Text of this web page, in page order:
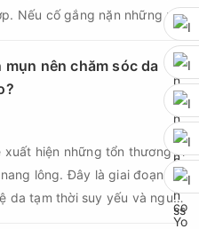
Nếu cố gắng nặn những nốt
thể khiến tình trạng viêm trở
nguy cơ nhiễm trùng, để lại
mụn nên chăm sóc da
xuất hiện những tổn thương vi
lông. Đây là giai đoạn da
da tạm thời suy yếu và nguy
hình thành sẹo sẽ tăng lên